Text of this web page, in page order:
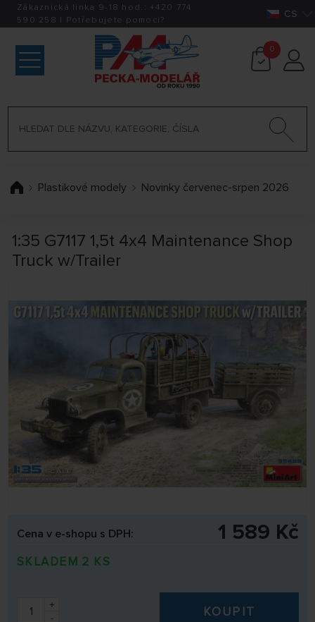
Zákaznická linka 9-18 hod.: +420 774
590 258 | Potřebujete pomoci? CS
0
Plastikové modely Novinky červenec-srpen 2026
1:35 G7117 1,5t 4x4 Maintenance Shop
Truck w/Trailer
Cena v e-shopu s DPH: 1 589 Kč
SKLADEM 2 KS
+
-
KOUPIT